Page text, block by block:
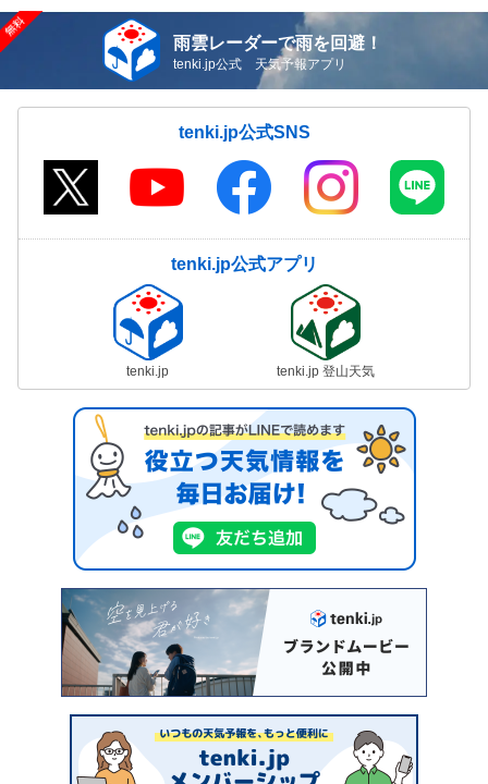
雨雲レーダーで雨を回避！
tenki.jp公式 天気予報アプリ
tenki.jp公式SNS
tenki.jp公式アプリ
tenki.jp tenki.jp 登山天気